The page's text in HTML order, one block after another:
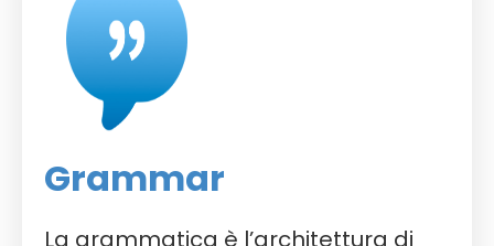
Grammar
La grammatica è l’architettura di